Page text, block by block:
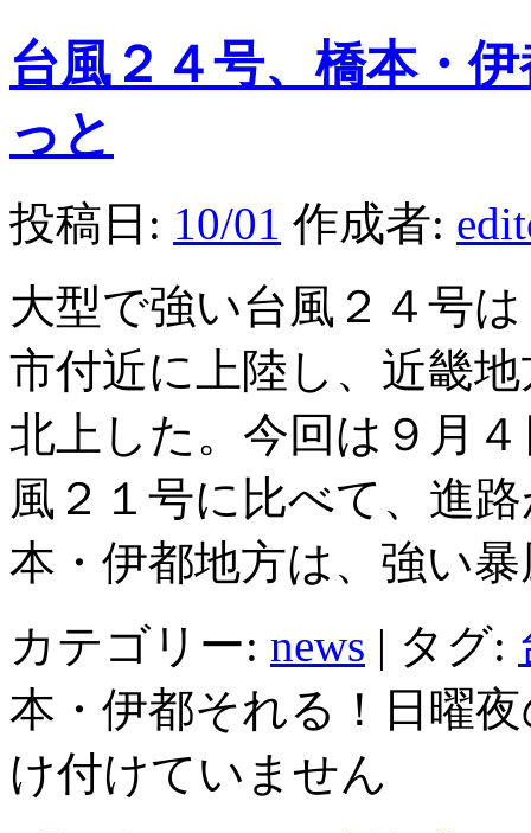
台風２４号、橋本・
っと
投稿日: 10/01 作成者:
大型で強い台風２４号
市付近に上陸し、近畿
北上した。今回は９月
風２１号に比べて、進
本・伊都地方は、強い
カテゴリー: news | タグ:
本・伊都それる！日曜
け付けていません